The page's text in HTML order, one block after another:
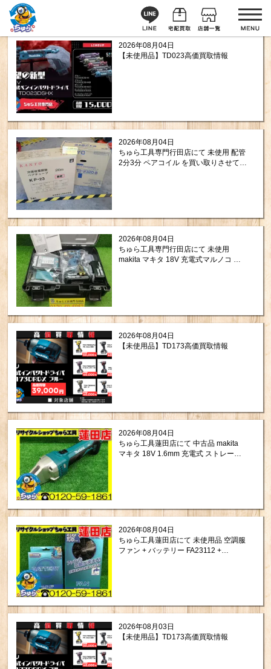
2026年08月04日
【未使用品】TD023高価買取情報
2026年08月04日
ちゅら工具専門行田店にて 未使用 配管
2分3分 ペアコイル を買い取りさせて頂
2026年08月04日
ちゅら工具専門行田店にて 未使用
makita マキタ 18V 充電式マルノコ プ
2026年08月04日
【未使用品】TD173高価買取情報
2026年08月04日
ちゅら工具蓮田店にて 中古品 makita
マキタ 18V 1.6mm 充電式 ストレート
2026年08月04日
ちゅら工具蓮田店にて 未使用品 空調服
ファン + バッテリー FA23112 +
2026年08月03日
【未使用品】TD173高価買取情報